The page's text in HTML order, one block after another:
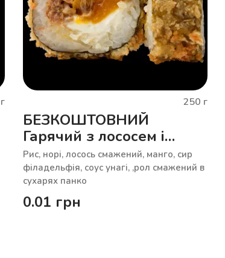
г 250 г
БЕЗКОШТОВНИЙ
Гарячий з лососем і
манго
Рис, норі, лосось смажений, манго, сир
філадельфія, соус унагі, ,рол смажений в
сухарях панко
0.01 грн